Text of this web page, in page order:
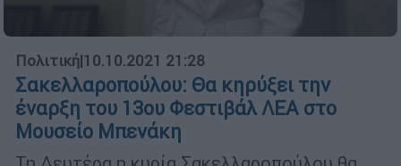
Πολιτική|10.10.2021 21:28
Σακελλαροπούλου: Θα κηρύξει την
έναρξη του 13ου Φεστιβάλ ΛΕΑ στο
Μουσείο Μπενάκη